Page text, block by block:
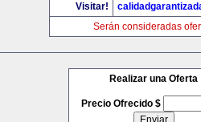
Visitar!
Serán consideradas
Realizar una Oferta
Precio Ofrecido $